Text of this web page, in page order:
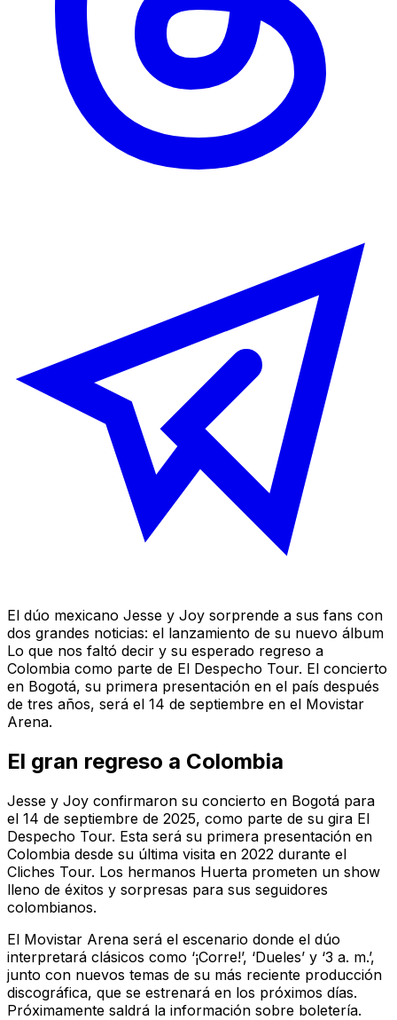
El dúo mexicano Jesse y Joy sorprende a sus fans con
dos grandes noticias: el lanzamiento de su nuevo álbum
Lo que nos faltó decir y su esperado regreso a
Colombia como parte de El Despecho Tour. El concierto
en Bogotá, su primera presentación en el país después
de tres años, será el 14 de septiembre en el Movistar
Arena.
El gran regreso a Colombia
Jesse y Joy confirmaron su concierto en Bogotá para
el 14 de septiembre de 2025, como parte de su gira El
Despecho Tour. Esta será su primera presentación en
Colombia desde su última visita en 2022 durante el
Cliches Tour. Los hermanos Huerta prometen un show
lleno de éxitos y sorpresas para sus seguidores
colombianos.
El Movistar Arena será el escenario donde el dúo
interpretará clásicos como ‘¡Corre!’, ‘Dueles’ y ‘3 a. m.’,
junto con nuevos temas de su más reciente producción
discográfica, que se estrenará en los próximos días.
Próximamente saldrá la información sobre boletería.